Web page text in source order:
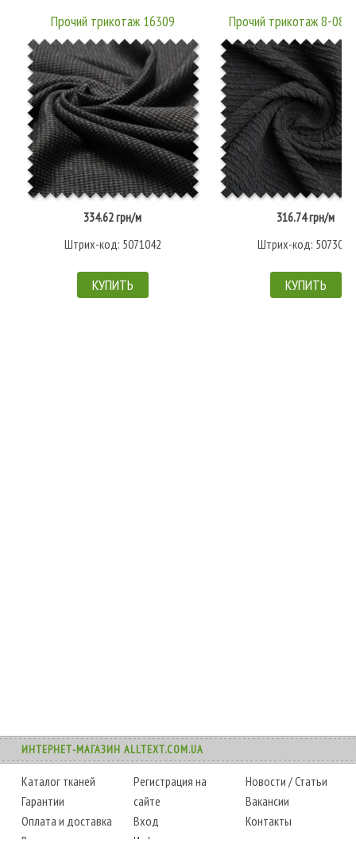
Прочий трикотаж 16309
334.62 грн/м
Штрих-код: 5071042
КУПИТЬ
Прочий трикотаж 8-
316.74 грн/м
Штрих-код: 5073000
КУПИТЬ
ИНТЕРНЕТ-МАГАЗИН ALLTEXT.COM.UA
Каталог тканей
Гарантии
Оплата и доставка
Возврат товара
Регистрация на
сайте
Вход
Информация
Новости /Статьи
Вакансии
Контакты